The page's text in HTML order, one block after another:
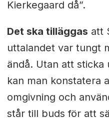
Kierkegaard då”.
Det ska tilläggas att
uttalandet var tungt
ändå. Utan att
kan man konstatera
omgivning och
står till buds för att